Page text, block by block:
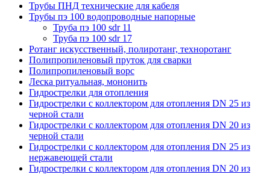
Трубы ПНД технические для кабеля
Трубы пэ 100 водопроводные напорные
Труба пэ 100 sdr 11
Труба пэ 100 sdr 17
Ротанг искусственный, полиротанг, техноротанг
Полипропиленовый пруток для сварки
Полипропиленовый ворс
Леска ритуальная, мононить
Гидрострелки для отопления
Гидрострелки с коллектором для отопления DN 25 из
черной стали
Гидрострелки с коллектором для отопления DN 20 из
черной стали
Гидрострелки с коллектором для отопления DN 25 из
нержавеющей стали
Гидрострелки с коллектором для отопления DN 20 из